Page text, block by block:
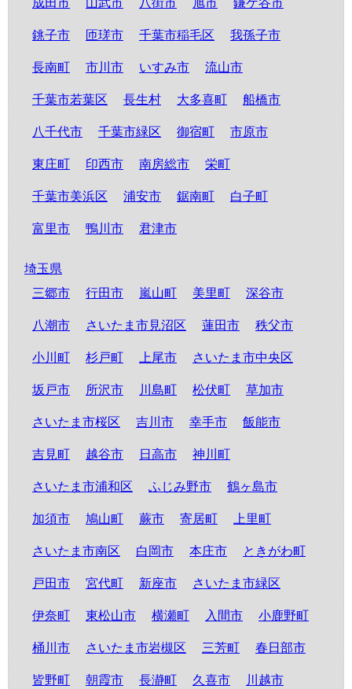
成田市 山武市 八街市 旭市 鎌ケ谷市
銚子市 匝瑳市 千葉市稲毛区 我孫子市
長南町 市川市 いすみ市 流山市
千葉市若葉区 長生村 大多喜町 船橋市
八千代市 千葉市緑区 御宿町 市原市
東庄町 印西市 南房総市 栄町
千葉市美浜区 浦安市 鋸南町 白子町
富里市 鴨川市 君津市
埼玉県
三郷市
行田市 嵐山町 美里町 深谷市
八潮市 さいたま市見沼区 蓮田市 秩父市
小川町 杉戸町 上尾市 さいたま市中央区
坂戸市 所沢市 川島町 松伏町 草加市
さいたま市桜区 吉川市 幸手市 飯能市
吉見町 越谷市 日高市 神川町
さいたま市浦和区 ふじみ野市 鶴ヶ島市
加須市 鳩山町 蕨市 寄居町 上里町
さいたま市南区 白岡市 本庄市 ときがわ町
戸田市 宮代町 新座市 さいたま市緑区
伊奈町 東松山市 横瀬町 入間市 小鹿野町
桶川市 さいたま市岩槻区 三芳町 春日部市
皆野町 朝霞市 長瀞町 久喜市 川越市